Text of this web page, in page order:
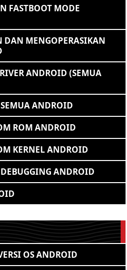
FASTBOOT MODE
DAN MENGOPERASIKAN
ANDROID (SEMUA
ANDROID
ROM ANDROID
KERNEL ANDROID
ANDROID
OS ANDROID